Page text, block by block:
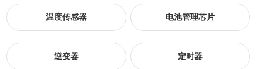
温度传感器 电池管理芯片
逆变器 定时器